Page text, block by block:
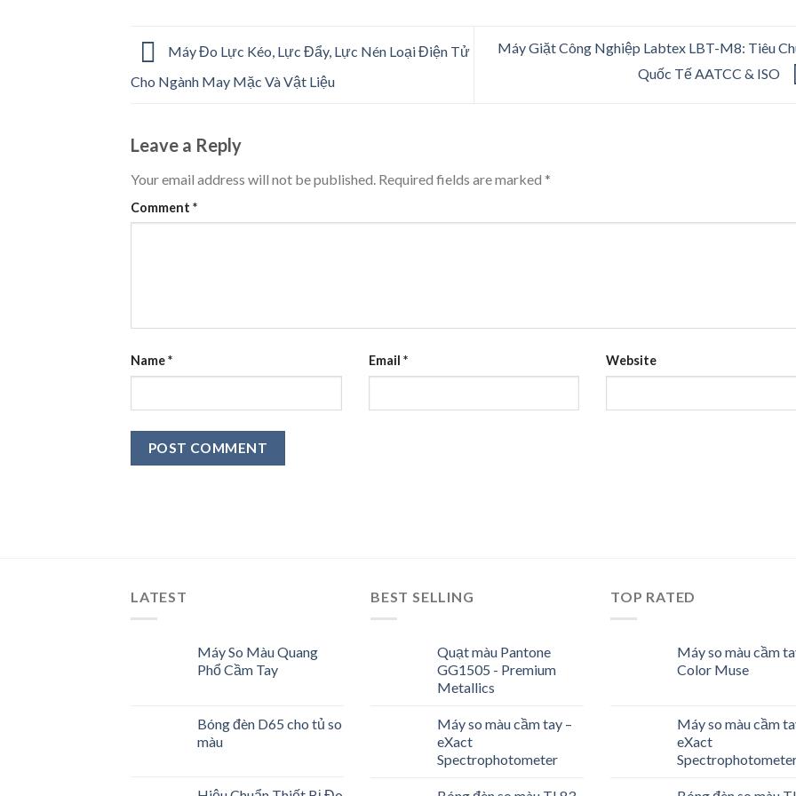
Máy Đo Lực Kéo, Lực Đẩy, Lực Nén Loại Điện Tử
Cho Ngành May Mặc Và Vật Liệu
Máy Giặt Công Nghiệp Labtex LBT-M8: Tiêu
Quốc Tế AATCC & ISO
Leave a Reply
Your email address will not be published. Required fields are marked *
Comment *
Name* Email * Website
LATEST
Máy So Màu Quang
Phổ Cầm Tay
Bóng đèn D65 cho tủ so
màu
BEST SELLING
Quạt màu Pantone
GG1505 - Premium
Metallics
Máy so màu cầm tay –
eXact
Spectrophotometer
TOP RATED
Máy so màu cầm
Color Muse
Máy so màu cầm
eXact